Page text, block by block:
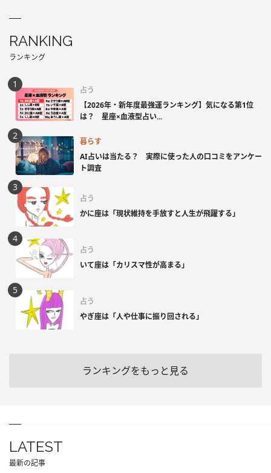
RANKING
ランキング
占う
【2026年・新年度最強運ランキング】気になる第1位
は？ 星座×血液型占い...
暮らす
AI占いは当たる？ 実際に使った人の口コミをアンケー
ト調査
占う
かに座は「現状維持を手放すと人生が飛躍する」
占う
いて座は「カリスマ性が高まる」
占う
やぎ座は「人や仕事に振り回される」
ランキングをもっと見る
LATEST
最新の記事